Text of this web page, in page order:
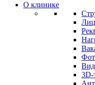
О клинике
3D-